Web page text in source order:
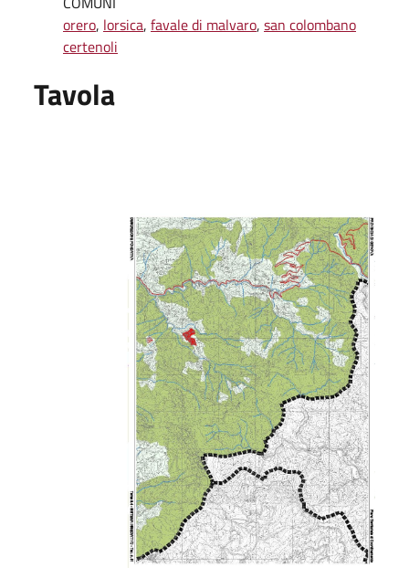
orero, lorsica, favale di malvaro, san colombano
certenoli
Tavola